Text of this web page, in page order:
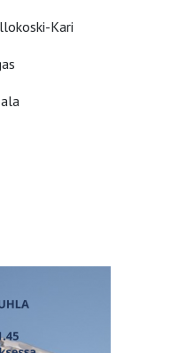
Kari